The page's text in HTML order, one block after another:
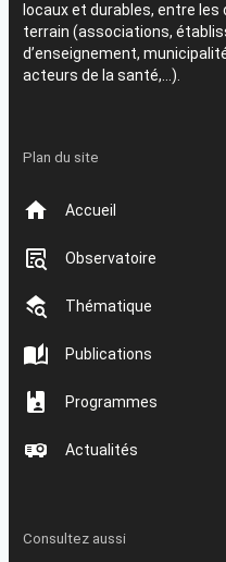
locaux et durables, entre
terrain (associations,
d’enseignement,
acteurs de la santé,…).
Plan du site
Accueil
Observatoire
Thématique
Publications
Programmes
Actualités
Consultez aussi